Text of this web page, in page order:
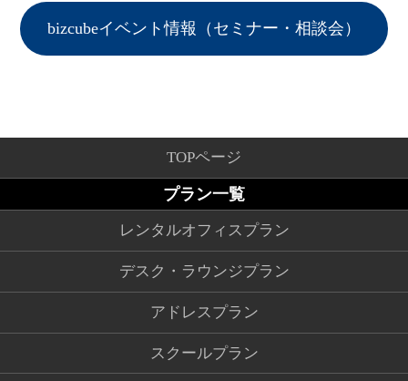
bizcubeイベント情報（セミナー・相談会）
TOPページ
プラン一覧
レンタルオフィスプラン
デスク・ラウンジプラン
アドレスプラン
スクールプラン